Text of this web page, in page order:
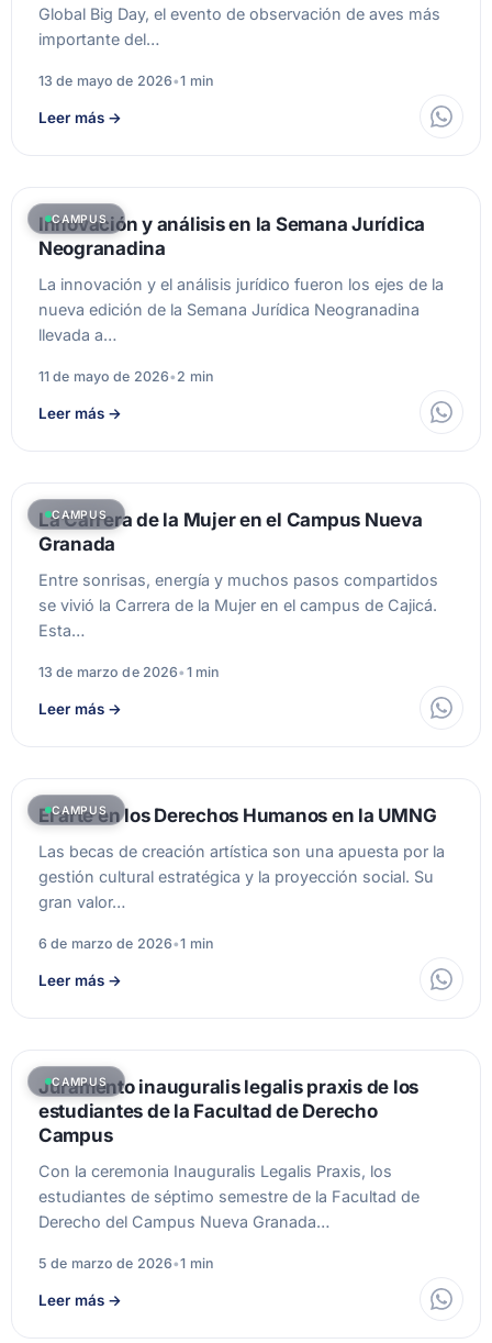
Global Big Day, el evento de observación de aves más
importante del…
13 de mayo de 2026•1 min
Leer más →
CAMPUS
Innovación y análisis en la Semana Jurídica
Neogranadina
La innovación y el análisis jurídico fueron los ejes de la
nueva edición de la Semana Jurídica Neogranadina
llevada a…
11 de mayo de 2026• 2 min
Leer más →
CAMPUS
La Carrera de la Mujer en el Campus Nueva
Granada
Entre sonrisas, energía y muchos pasos compartidos
se vivió la Carrera de la Mujer en el campus de Cajicá.
Esta…
13 de marzo de 2026• 1 min
Leer más →
CAMPUS
El arte en los Derechos Humanos en la UMNG
Las becas de creación artística son una apuesta por la
gestión cultural estratégica y la proyección social. Su
gran valor…
6 de marzo de 2026•1 min
Leer más →
CAMPUS
Juramento inauguralis legalis praxis de los
estudiantes de la Facultad de Derecho
Campus
Con la ceremonia Inauguralis Legalis Praxis, los
estudiantes de séptimo semestre de la Facultad de
Derecho del Campus Nueva Granada…
5 de marzo de 2026•1 min
Leer más →